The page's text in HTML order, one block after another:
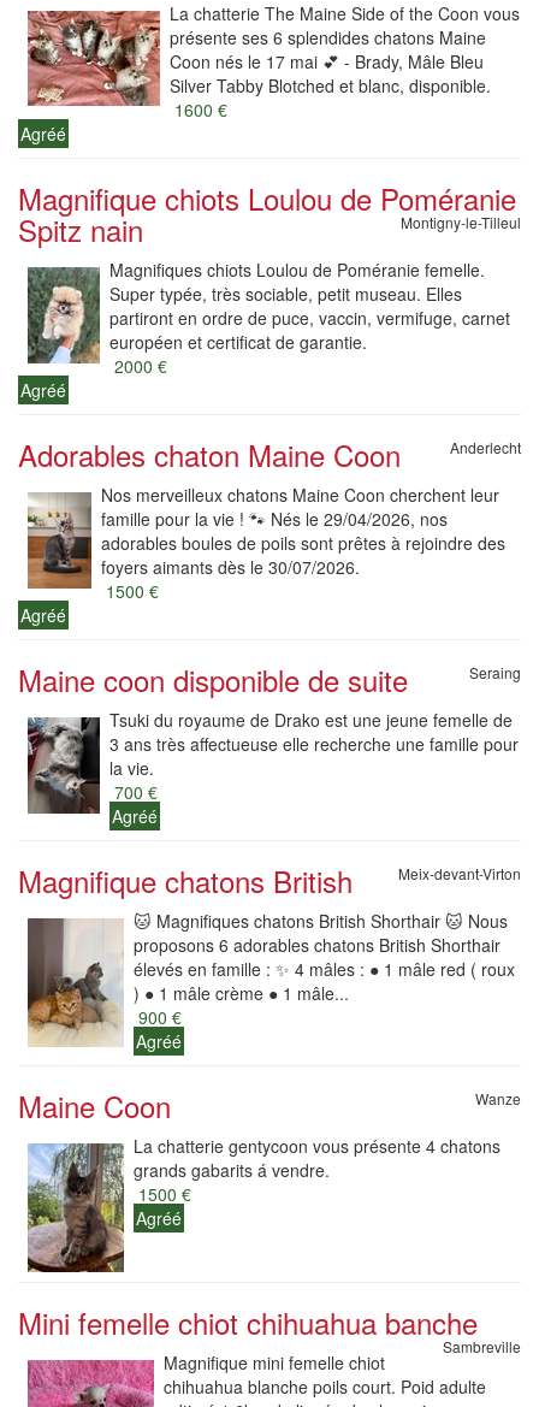
La chatterie The Maine Side of the Coon vous
présente ses 6 splendides chatons Maine
Coon nés le 17 mai 💕 - Brady, Mâle Bleu
Silver Tabby Blotched et blanc, disponible.
1600 €
Agréé
Magnifique chiots Loulou de Poméranie
Spitz nain Montigny-le-Tilleul
Magnifiques chiots Loulou de Poméranie femelle.
Super typée, très sociable, petit museau. Elles
partiront en ordre de puce, vaccin, vermifuge, carnet
européen et certificat de garantie.
2000 €
Agréé
Adorables chaton Maine Coon Anderlecht
Nos merveilleux chatons Maine Coon cherchent leur
famille pour la vie ! 🐾 Nés le 29/04/2026, nos
adorables boules de poils sont prêtes à rejoindre des
foyers aimants dès le 30/07/2026.
1500 €
Agréé
Maine coon disponible de suite Seraing
Tsuki du royaume de Drako est une jeune femelle de
3 ans très affectueuse elle recherche une famille pour
la vie.
700 €
Agréé
Magnifique chatons British Meix-devant-Virton
🐱 Magnifiques chatons British Shorthair 🐱 Nous
proposons 6 adorables chatons British Shorthair
élevés en famille : ✨ 4 mâles : ● 1 mâle red ( roux
) ● 1 mâle crème ● 1 mâle...
900 €
Agréé
Maine Coon Wanze
La chatterie gentycoon vous présente 4 chatons
grands gabarits á vendre.
1500 €
Agréé
Mini femelle chiot chihuahua banche
Sambreville
Magnifique mini femelle chiot
chihuahua blanche poils court. Poid adulte